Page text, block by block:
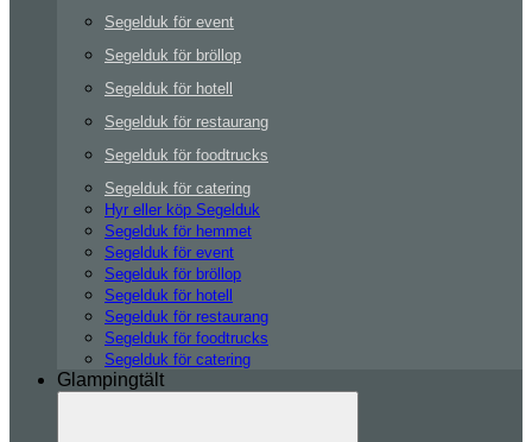
Segelduk för event
Segelduk för bröllop
Segelduk för hotell
Segelduk för restaurang
Segelduk för foodtrucks
Segelduk för catering
Hyr eller köp Segelduk
Segelduk för hemmet
Segelduk för event
Segelduk för bröllop
Segelduk för hotell
Segelduk för restaurang
Segelduk för foodtrucks
Segelduk för catering
Glampingtält